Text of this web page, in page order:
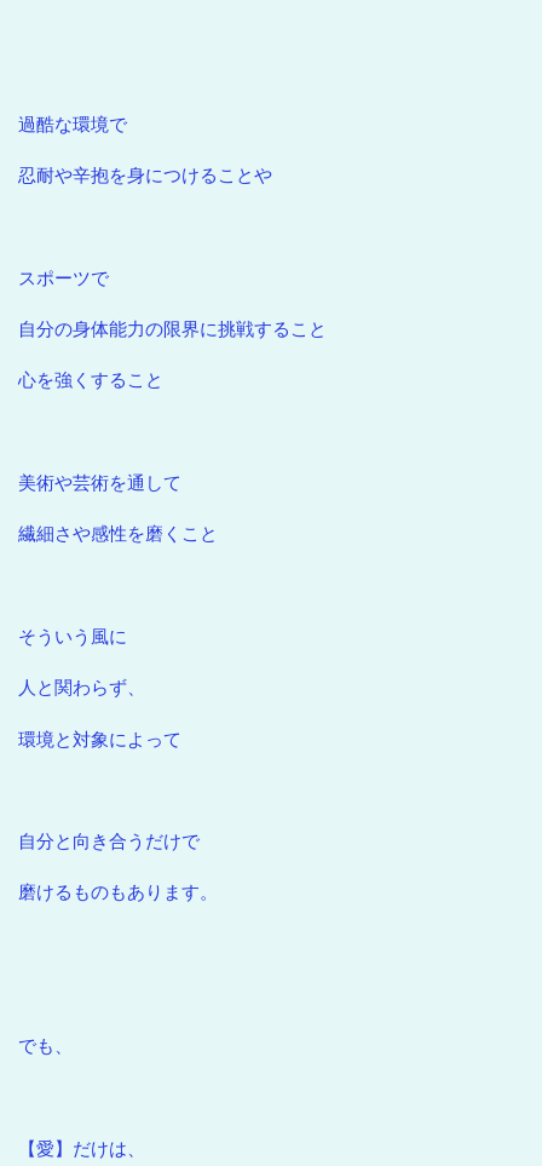
過酷な環境で
忍耐や辛抱を身につけることや
スポーツで
自分の身体能力の限界に挑戦すること
心を強くすること
美術や芸術を通して
繊細さや感性を磨くこと
そういう風に
人と関わらず、
環境と対象によって
自分と向き合うだけで
磨けるものもあります。
でも、
【愛】だけは、